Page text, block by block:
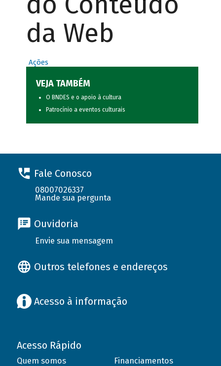
da Web
Ações
VEJA TAMBÉM
O BNDES e o apoio à cultura
Patrocínio a eventos culturais
Fale Conosco
08007026337
Mande sua pergunta
Ouvidoria
Envie sua mensagem
Outros telefones e endereços
Acesso à informação
Acesso Rápido
Quem somos
Financiamentos